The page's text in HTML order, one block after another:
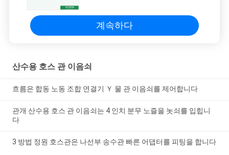
계속하다
산수용 호스 관 이음쇠
흐름은 합동 노동 조합 연결기 Ｙ 물 관 이음쇠를 제어합니다
관개 산수용 호스 관 이음쇠는 4 인치 분무 노즐을 놋쇠를 입힙니
다
3 방법 정원 호스관은 나선부 송수관 빠른 어댑터를 피팅을 합니다